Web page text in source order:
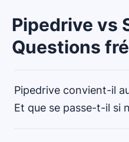
Pipedrive vs
Questions
Pipedrive convient-il
Et que se passe-t-il si